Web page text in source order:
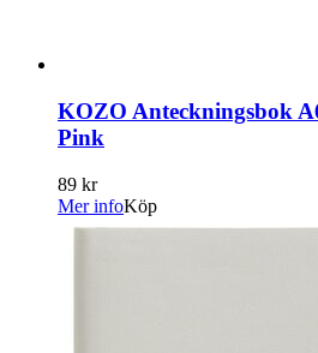
KOZO Anteckningsbok
Pink
89 kr
Mer infoKöp